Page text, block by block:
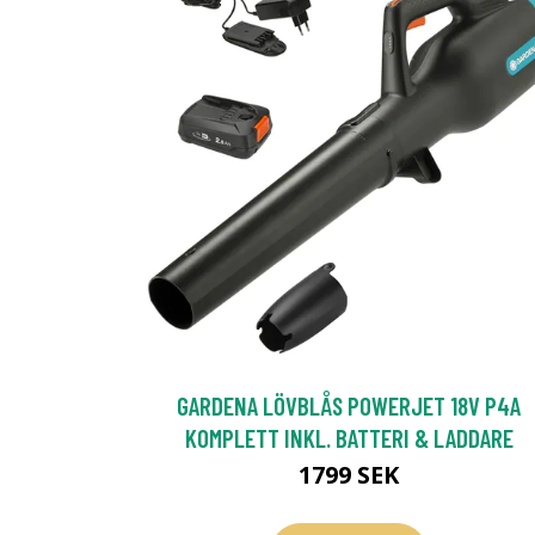
GARDENA LÖVBLÅS POWERJET 18V P4A
KOMPLETT INKL. BATTERI & LADDARE
1799 SEK